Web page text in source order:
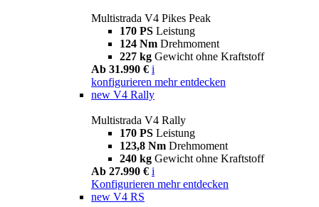
Multistrada V4 Pikes Peak
170 PS Leistung
124 Nm Drehmoment
227 kg Gewicht ohne Kraftstoff
Ab 31.990 € i
konfigurieren mehr entdecken
new V4 Rally
Multistrada V4 Rally
170 PS Leistung
123,8 Nm Drehmoment
240 kg Gewicht ohne Kraftstoff
Ab 27.990 € i
Konfigurieren mehr entdecken
new V4 RS